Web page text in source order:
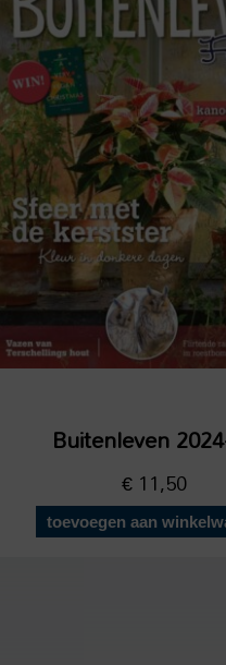
Buitenleven
€11,50
toevoegen aan